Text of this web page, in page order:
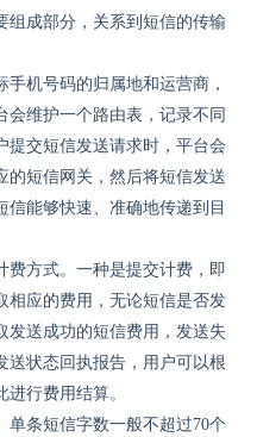
组成部分，关系到短信的传输
机号码的归属地和运营商，
维护一个路由表，记录不同
提交短信发送请求时，平台会
的短信网关，然后将短信发送
能够快速、准确地传递到目
费方式。一种是提交计费，即
相应的费用，无论短信是否发
发送成功的短信费用，发送失
送状态回执报告，用户可以根
行费用结算。
单条短信字数一般不超过70个